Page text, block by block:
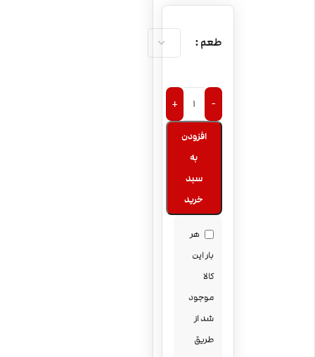
طعم
-
+
افزودن
به
سبد
خرید
هر
بار این
کالا
موجود
شد از
طریق